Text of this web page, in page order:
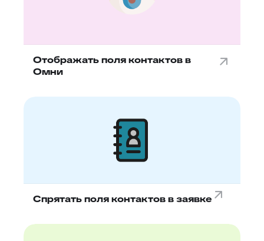
Отображать поля контактов в
Омни
Спрятать поля контактов в заявке